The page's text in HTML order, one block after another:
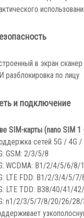
в экран сканер
разблокировка по лицу
и подключение
SIM-карты (nano SIM 1
сетей 5G / 4G /
GSM: 2/3/5/8
WCDMA: B1/2/4/5/6/8/
LTE FDD: B1/2/3/4/5/
LTE TDD: B38/40/41/
n1/2/3/5/7/8/20/26/